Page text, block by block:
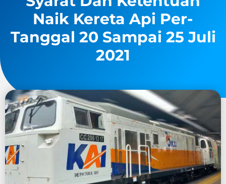
Naik Kereta Api Per-
Tanggal 20 Sampai 25 Juli
2021